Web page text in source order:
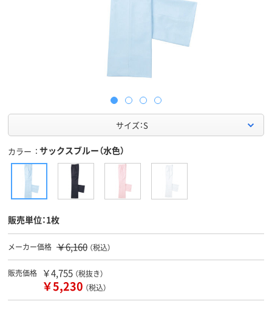
サイズ：S
カラー サックスブルー（水色）
販売単位：1枚
メーカー価格 ￥6,160 （税込）
販売価格 ￥4,755 （税抜き）
￥5,230 （税込）